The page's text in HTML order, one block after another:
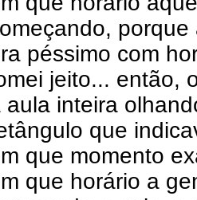
péssimo com
jeito... então,
aula inteira
que
que momento
que horário a